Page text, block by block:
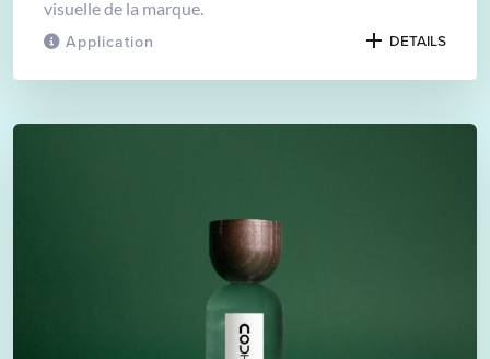
Application
visuelle de la marque.
DETAILS